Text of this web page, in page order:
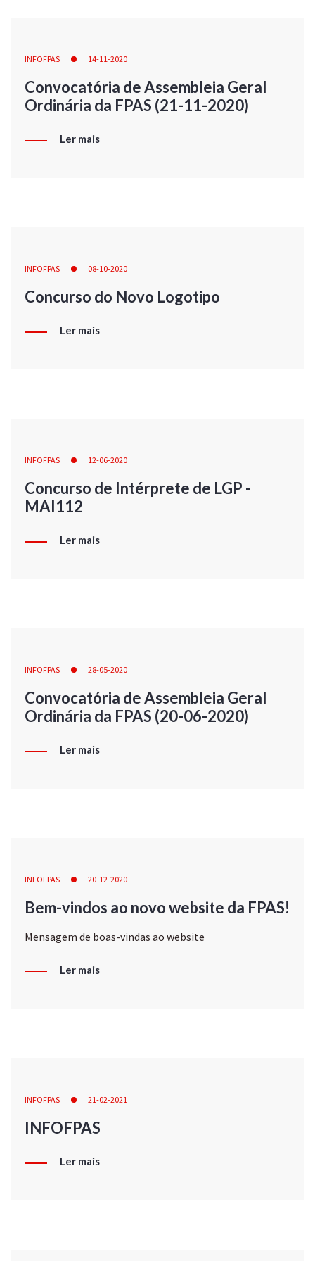
INFOFPAS 14-11-2020
Convocatória de Assembleia Geral
Ordinária da FPAS (21-11-2020)
Ler mais
INFOFPAS 08-10-2020
Concurso do Novo Logotipo
Ler mais
INFOFPAS 12-06-2020
Concurso de Intérprete de LGP -
MAI112
Ler mais
INFOFPAS 28-05-2020
Convocatória de Assembleia Geral
Ordinária da FPAS (20-06-2020)
Ler mais
INFOFPAS 20-12-2020
Bem-vindos ao novo website da FPAS!
Mensagem de boas-vindas ao website
Ler mais
INFOFPAS 21-02-2021
INFOFPAS
Ler mais